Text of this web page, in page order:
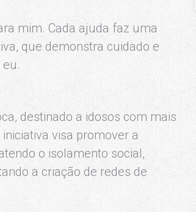
mim. Cada ajuda faz uma
que demonstra cuidado e
destinado a idosos com mais
visa promover a
o isolamento social,
a criação de redes de